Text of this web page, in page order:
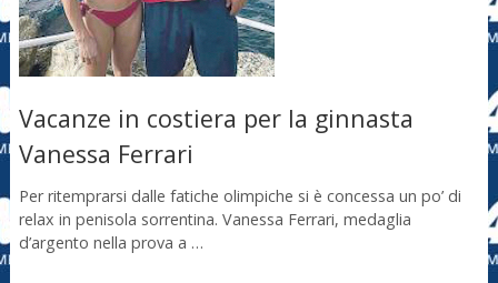
Vacanze in costiera per la ginnasta
Vanessa Ferrari
Per ritemprarsi dalle fatiche olimpiche si è concessa un po’ di
relax in penisola sorrentina. Vanessa Ferrari, medaglia
d’argento nella prova a …